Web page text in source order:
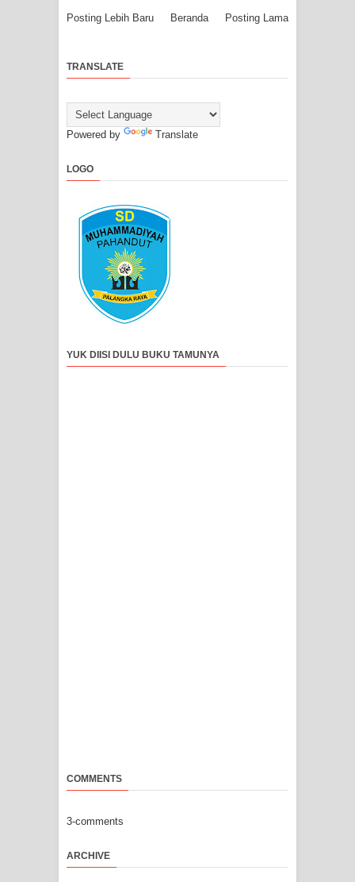
Posting Lebih Baru Posting Lama
Beranda
TRANSLATE
Powered by Translate
LOGO
YUK DIISI DULU BUKU TAMUNYA
COMMENTS
3-comments
ARCHIVE